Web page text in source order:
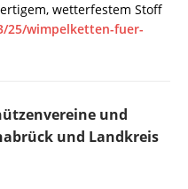
wetterfestem Stoff
25/wimpelketten-fuer-
und
und Landkreis